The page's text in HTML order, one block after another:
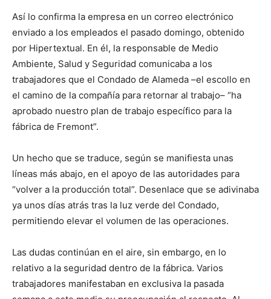
Así lo confirma la empresa en un correo electrónico
enviado a los empleados el pasado domingo, obtenido
por Hipertextual. En él, la responsable de Medio
Ambiente, Salud y Seguridad comunicaba a los
trabajadores que el Condado de Alameda –el escollo en
el camino de la compañía para retornar al trabajo– “ha
aprobado nuestro plan de trabajo específico para la
fábrica de Fremont”.
Un hecho que se traduce, según se manifiesta unas
líneas más abajo, en el apoyo de las autoridades para
“volver a la producción total”. Desenlace que se adivinaba
ya unos días atrás tras la luz verde del Condado,
permitiendo elevar el volumen de las operaciones.
Las dudas continúan en el aire, sin embargo, en lo
relativo a la seguridad dentro de la fábrica. Varios
trabajadores manifestaban en exclusiva la pasada